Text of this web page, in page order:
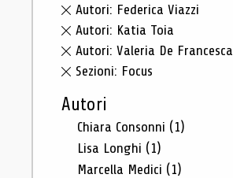
Autori: Federica Viazzi
Autori: Katia Toia
Autori: Valeria De Francesca
Sezioni: Focus
Autori
Chiara Consonni (1)
Lisa Longhi (1)
Marcella Medici (1)